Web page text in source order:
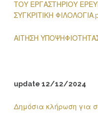
ΤΟΥ ΕΡΓΑΣΤΗΡΙΟΥ
ΣΥΓΚΡΙΤΙΚΗ
ΑΙΤΗΣΗ
update 12/12/2024
Δημόσια κλήρωση για